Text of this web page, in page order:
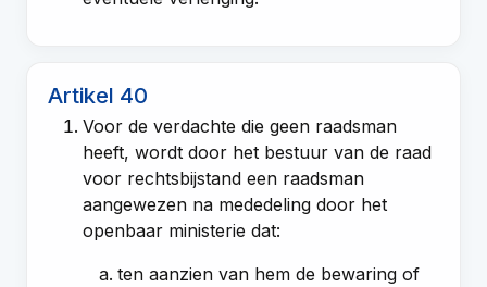
Artikel 40
Voor de verdachte die geen raadsman
heeft, wordt door het bestuur van de raad
voor rechtsbijstand een raadsman
aangewezen na mededeling door het
openbaar ministerie dat:
ten aanzien van hem de bewaring of